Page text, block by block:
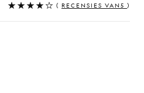
( RECENSIES VAN5 )